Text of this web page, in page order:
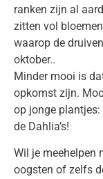
ranken zijn al
zitten vol
waarop de
oktober..
Minder mooi is
opkomst zijn.
op jonge
de Dahlia’s!
Wil je meehelpen
oogsten of zelfs